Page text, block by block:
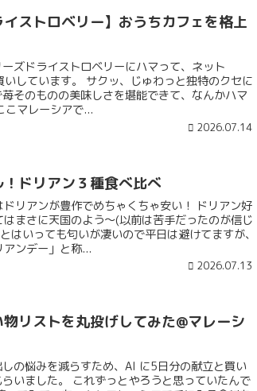
イストロベリー】おうちカフェを格上
ズドライストロベリーにハマって、ネット
しています。 サクッ、じゅわっと独特のクセに
そのものの美味しさを堪能できて、なんかハマ
こマレーシアで...
2026.07.14
ドリアン３種食べ比べ
リアンが豊作でめちゃくちゃ安い！ ドリアン好
まさに天国のよう〜(以前は苦手だったのが信じ
はいっても匂いが凄いので平日は避けてますが、
ンデー」と称...
2026.07.13
リストを丸投げしてみた@マレーシ
の悩みを減らすため、AI に5日分の献立と買い
いました。 これずっとやろうと思っていたんで